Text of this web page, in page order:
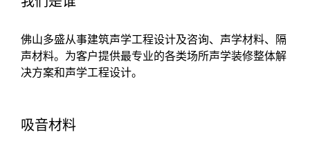
佛山多盛从事建筑声学工程设计及咨询、声学材料、隔
声材料。为客户提供最专业的各类场所声学装修整体解
决方案和声学工程设计。
吸音材料